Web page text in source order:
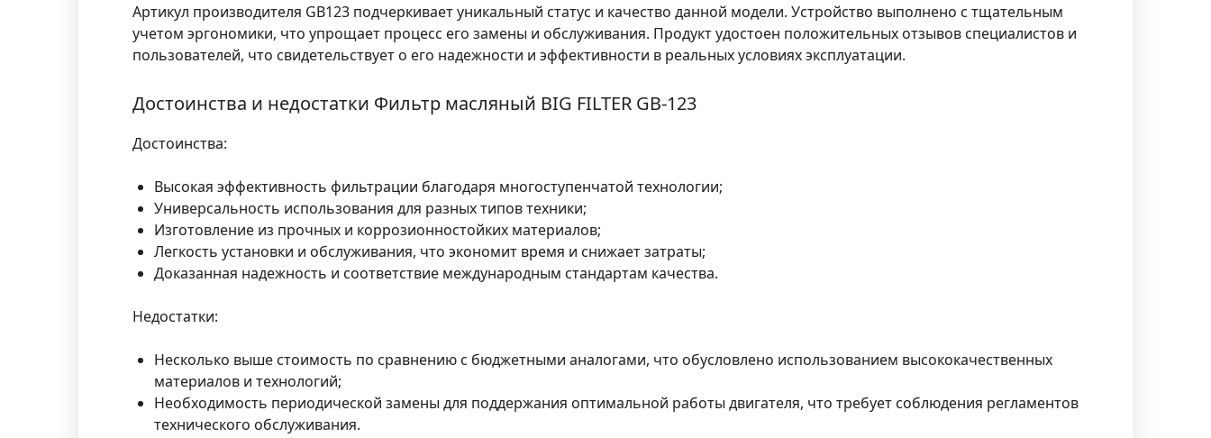
Артикул производителя GB123 подчеркивает уникальный статус и качество данной модели. Устройство выполнено с тщательным
учетом эргономики, что упрощает процесс его замены и обслуживания. Продукт удостоен положительных отзывов специалистов и
пользователей, что свидетельствует о его надежности и эффективности в реальных условиях эксплуатации.
Достоинства и недостатки Фильтр масляный BIG FILTER GB-123
Достоинства:
Высокая эффективность фильтрации благодаря многоступенчатой технологии;
Универсальность использования для разных типов техники;
Изготовление из прочных и коррозионностойких материалов;
Легкость установки и обслуживания, что экономит время и снижает затраты;
Доказанная надежность и соответствие международным стандартам качества.
Недостатки:
Несколько выше стоимость по сравнению с бюджетными аналогами, что обусловлено использованием высококачественных
материалов и технологий;
Необходимость периодической замены для поддержания оптимальной работы двигателя, что требует соблюдения регламентов
технического обслуживания.